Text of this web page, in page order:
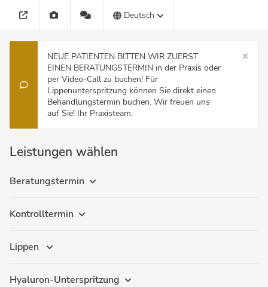
Deutsch
NEUE PATIENTEN BITTEN WIR ZUERST
EINEN BERATUNGSTERMIN in der Praxis oder
per Video-Call zu buchen! Für
Lippenunterspritzung können Sie direkt einen
Behandlungstermin buchen. Wir freuen uns
auf Sie! Ihr Praxisteam.
Leistungen wählen
Beratungstermin
Kontrolltermin
Lippen
Hyaluron-Unterspritzung